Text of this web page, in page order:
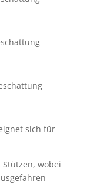
sich für
Stützen, wobei